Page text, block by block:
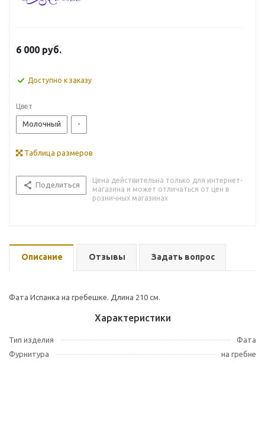
6 000 руб.
Доступно к заказу
Цвет
Молочный -
Таблица размеров
Поделиться
Цена действительна только для интернет-
магазина и может отличаться от цен в
розничных магазинах
Описание Отзывы Задать вопрос
Фата Испанка на гребешке. Длина 210 см.
Характеристики
Тип изделия
Фата
Фурнитура
на гребне